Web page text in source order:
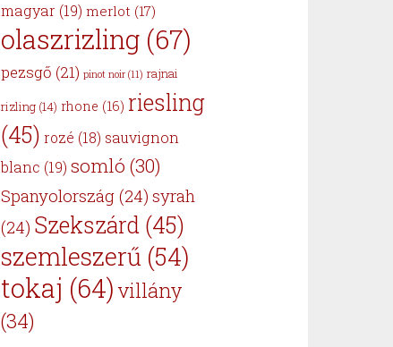
magyar (19) merlot (17)
olaszrizling (67)
pezsgő (21) pinot noir (11) rajnai
rizling (14) rhone (16) riesling
(45) rozé (18) sauvignon
blanc (19) somló (30)
Spanyolország (24) syrah
(24) Szekszárd (45)
szemleszerű (54)
tokaj (64) villány
(34)